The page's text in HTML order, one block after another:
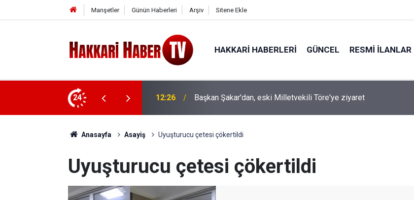
Manşetler Günün Haberleri Arşiv Sitene Ekle
HAKKARI HABERLERI GÜNCEL RESMI İLANLAR
24 12:13 PKK İlk Aşamada Erbil ve Süleymaniye'de silah bırakacak
Anasayfa Asayiş Uyuşturucu çetesi çökertildi
Uyuşturucu çetesi çökertildi